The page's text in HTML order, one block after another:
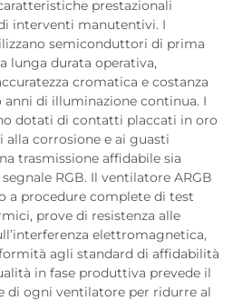
prestazionali
interventi manutentivi. I
semiconduttori di prima
lunga durata operativa,
cromatica e costanza
di illuminazione continua. I
dotati di contatti placcati in oro
corrosione e ai guasti
trasmissione affidabile sia
RGB. Il ventilatore ARGB
a procedure complete di test
prove di resistenza alle
elettromagnetica,
agli standard di affidabilità
in fase produttiva prevede il
di ogni ventilatore per ridurre al